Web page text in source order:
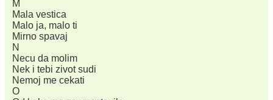
M
Mala vestica
Malo ja, malo ti
Mirno spavaj
N
Necu da molim
Nek i tebi zivot sudi
Nemoj me cekati
O